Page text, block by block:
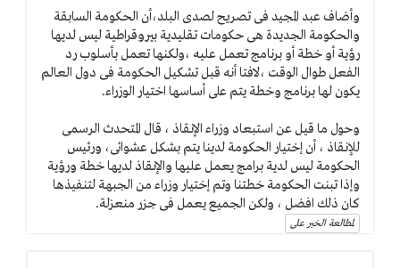
وأضاف عبد المجيد فى تصريح لصدى البلد،أن الحكومة السابقة
والحكومة الجديدة هى حكومات تقليدية بيروقراطية ليس لديها
رؤية أو خطة أو برنامج تعمل عليه ،ولكنها تعمل بأسلوب رد
الفعل طوال الوقت ،لافتا أنه قبل تشكيل الحكومة فى دول العالم
يكون لها برنامج وخطة يتم على أساسها اختيار الوزراء.
وحول ما قيل عن استبعاد وزراء الإنقاذ ، قال المتحدث الرسمى
للإنقاذ ، أن إختيار الحكومة لدينا يتم بشكل عشوائى، ورئيس
الحكومة ليس لدية برامج يعمل عليها والإنقاذ لديها خطة ورؤية
وإذا تبنت الحكومة خطتنا وتم إختيار وزراء من الجبهة لتنفيذها
كان ذلك افضل ، ولكن الجميع يعمل فى جزر منعزلة.
لمطالعة الخبر على